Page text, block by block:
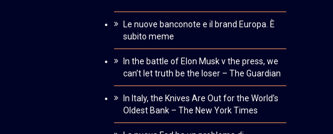
Le nuove banconote e il brand Europa. È
subito meme
In the battle of Elon Musk v the press, we
can’t let truth be the loser – The Guardian
In Italy, the Knives Are Out for the World’s
Oldest Bank – The New York Times